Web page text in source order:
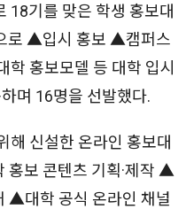
18기를 맞은 학생 홍보대
로 ▲입시 홍보 ▲캠퍼스
홍보모델 등 대학 입시
며 16명을 선발했다.
해 신설한 온라인 홍보대
홍보 콘텐츠 기획·제작 ▲
▲대학 공식 온라인 채널